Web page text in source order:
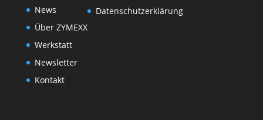
News
Über ZYMEXX
Werkstatt
Newsletter
Kontakt
Datenschutzerklärung